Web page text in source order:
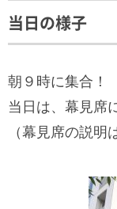
当日の様子
朝９時に集合！
当日は、幕見席
（幕見席の説明